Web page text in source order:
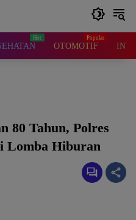
OTOMOTIF
80 Tahun, Polres
Lomba Hiburan